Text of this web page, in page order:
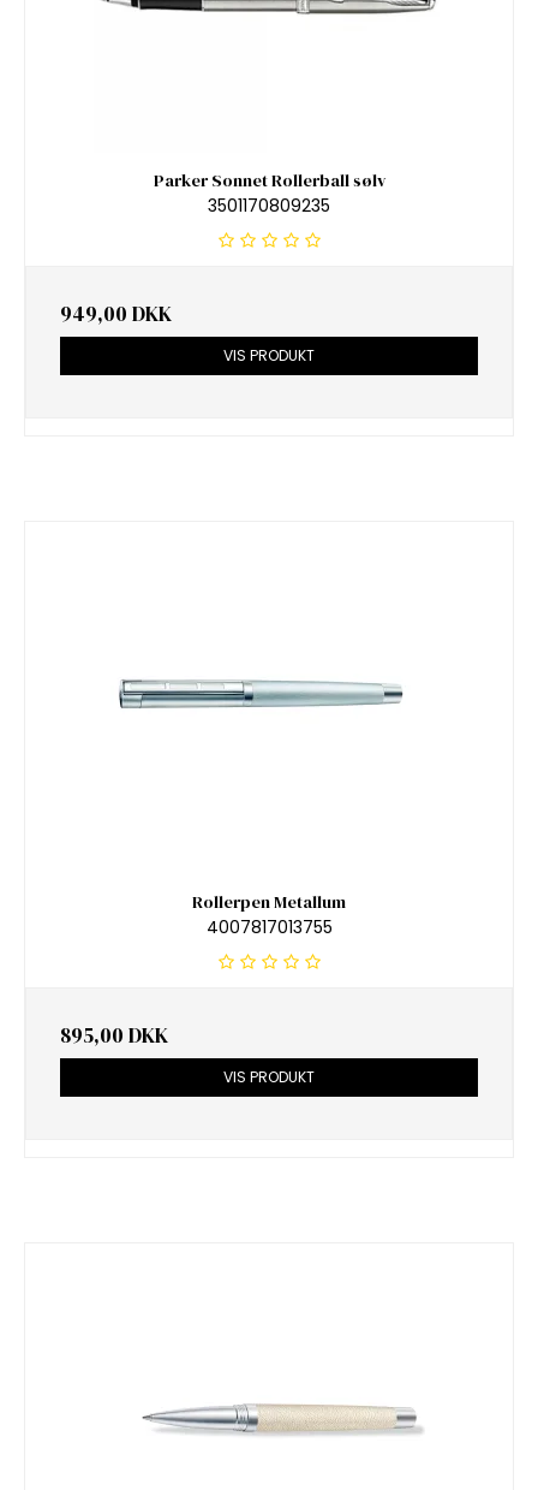
Parker Sonnet Rollerball sølv
3501170809235
949,00 DKK
VIS PRODUKT
Rollerpen Metallum
4007817013755
895,00 DKK
VIS PRODUKT